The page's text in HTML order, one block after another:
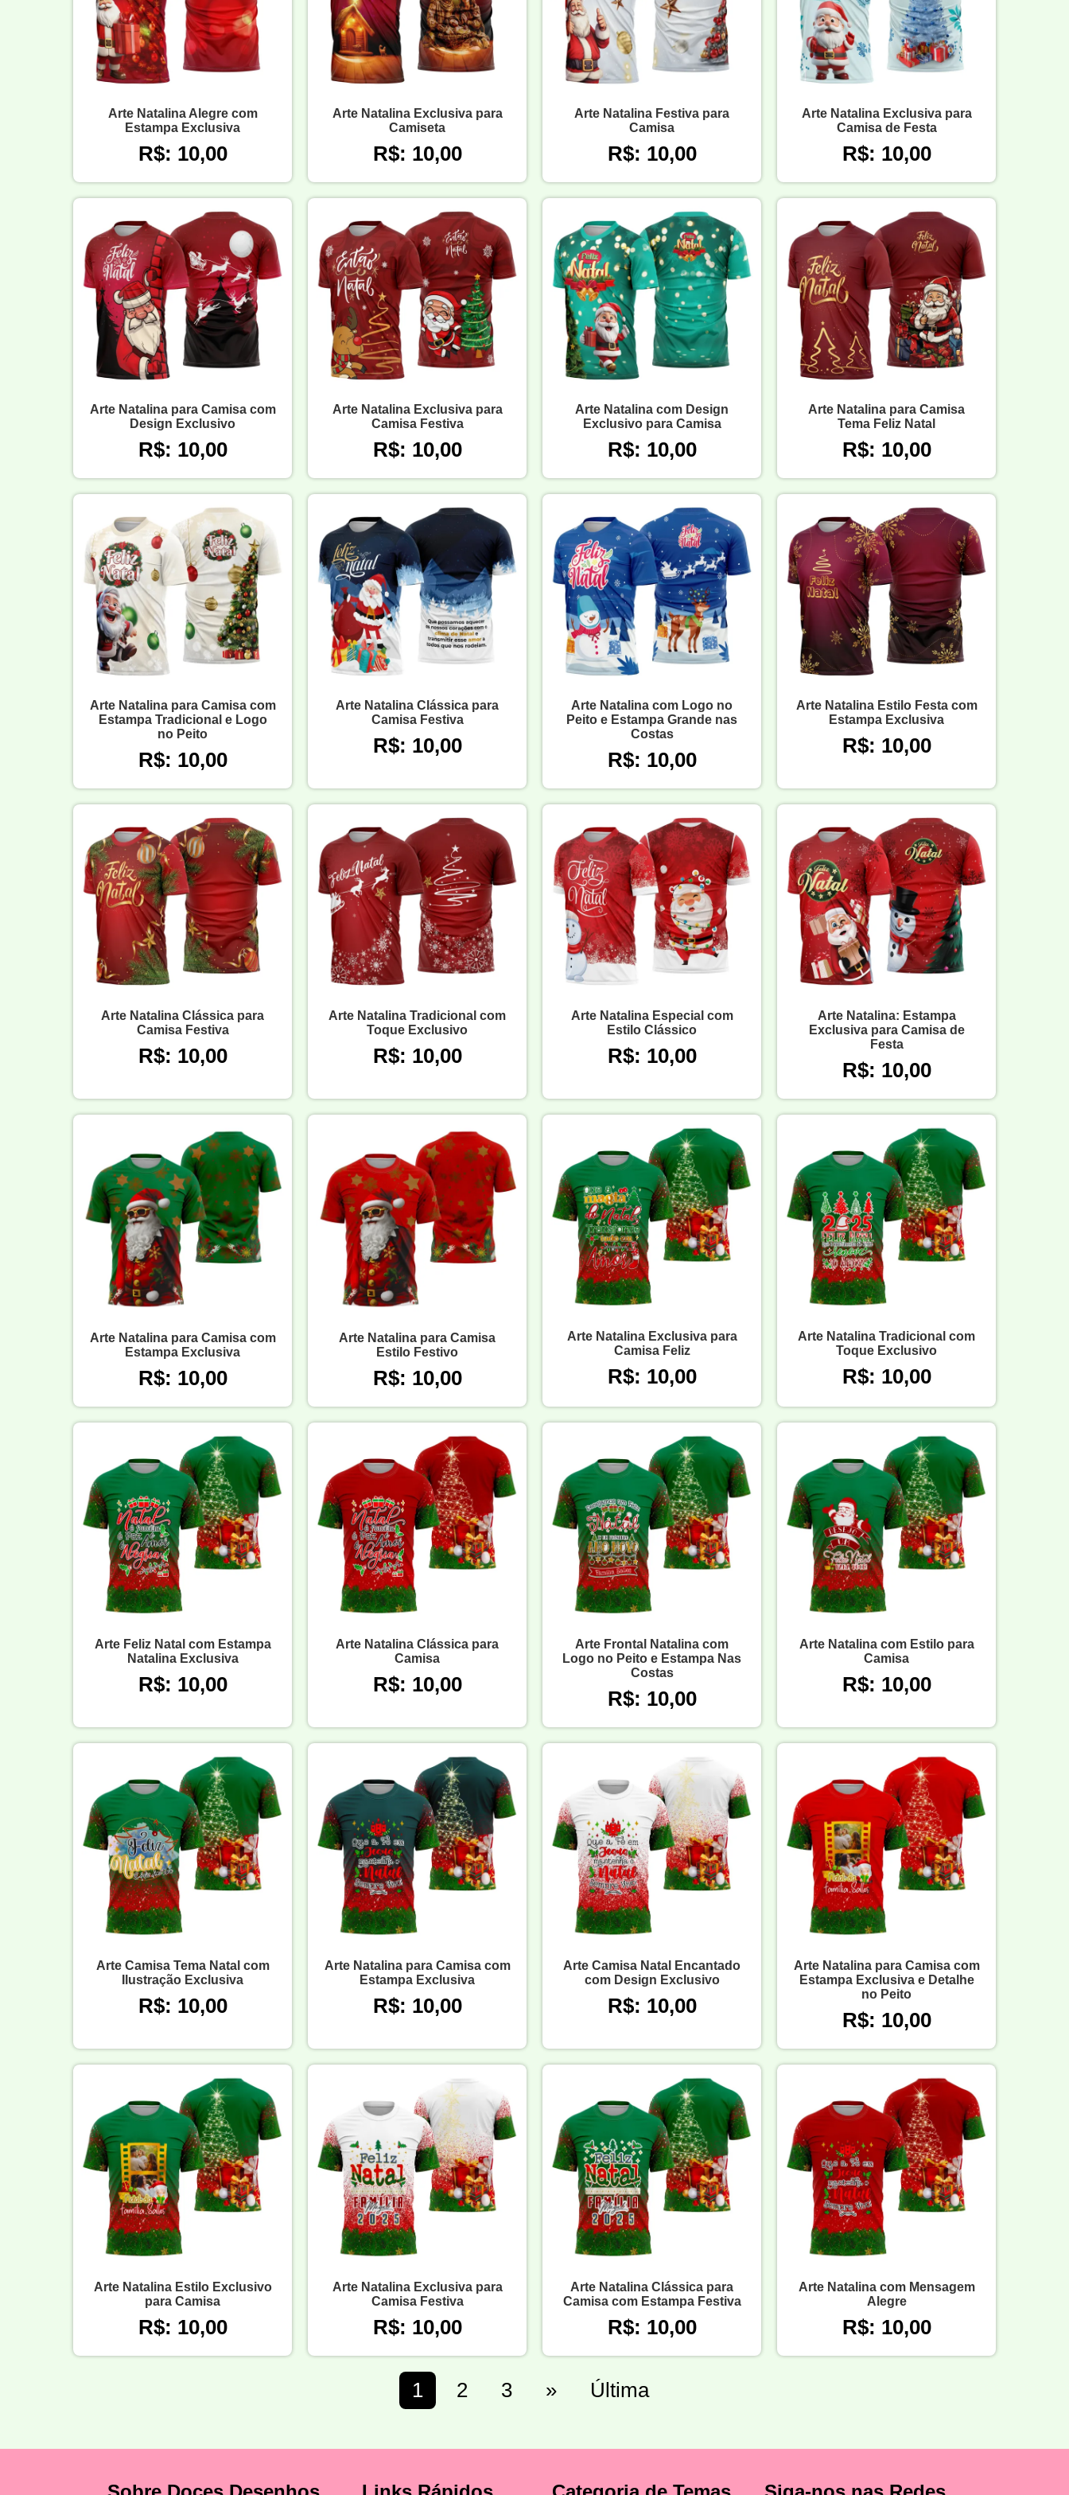
Arte Natalina Alegre com
Estampa Exclusiva
R$: 10,00
Arte Natalina Exclusiva para
Camiseta
R$: 10,00
Arte Natalina Festiva para
Camisa
R$: 10,00
Arte Natalina Exclusiva para
Camisa de Festa
R$: 10,00
Arte Natalina para Camisa com
Design Exclusivo
R$: 10,00
Arte Natalina Exclusiva para
Camisa Festiva
R$: 10,00
Arte Natalina com Design
Exclusivo para Camisa
R$: 10,00
Arte Natalina para Camisa
Tema Feliz Natal
R$: 10,00
Arte Natalina para Camisa com
Estampa Tradicional e Logo
no Peito
R$: 10,00
Arte Natalina Clássica para
Camisa Festiva
R$: 10,00
Arte Natalina com Logo no
Peito e Estampa Grande nas
Costas
R$: 10,00
Arte Natalina Estilo Festa com
Estampa Exclusiva
R$: 10,00
Arte Natalina Clássica para
Camisa Festiva
R$: 10,00
Arte Natalina Tradicional com
Toque Exclusivo
R$: 10,00
Arte Natalina Especial com
Estilo Clássico
R$: 10,00
Arte Natalina: Estampa
Exclusiva para Camisa de
Festa
R$: 10,00
Arte Natalina para Camisa com
Estampa Exclusiva
R$: 10,00
Arte Natalina para Camisa
Estilo Festivo
R$: 10,00
Arte Natalina Exclusiva para
Camisa Feliz
R$: 10,00
Arte Natalina Tradicional com
Toque Exclusivo
R$: 10,00
Arte Feliz Natal com Estampa
Natalina Exclusiva
R$: 10,00
Arte Natalina Clássica para
Camisa
R$: 10,00
Arte Frontal Natalina com
Logo no Peito e Estampa Nas
Costas
R$: 10,00
Arte Natalina com Estilo para
Camisa
R$: 10,00
Arte Camisa Tema Natal com
Ilustração Exclusiva
R$: 10,00
Arte Natalina para Camisa com
Estampa Exclusiva
R$: 10,00
Arte Camisa Natal Encantado
com Design Exclusivo
R$: 10,00
Arte Natalina para Camisa com
Estampa Exclusiva e Detalhe
no Peito
R$: 10,00
Arte Natalina Estilo Exclusivo
para Camisa
R$: 10,00
Arte Natalina Exclusiva para
Camisa Festiva
R$: 10,00
Arte Natalina Clássica para
Camisa com Estampa Festiva
R$: 10,00
Arte Natalina com Mensagem
Alegre
R$: 10,00
1 2 3 » Última